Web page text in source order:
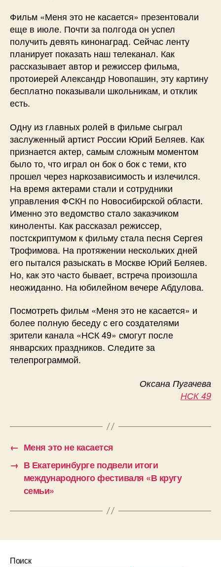
Фильм «Меня это не касается» презентовали
еще в июле. Почти за полгода он успел
получить девять кинонаград. Сейчас ленту
планирует показать наш телеканал. Как
рассказывает автор и режиссер фильма,
протоиерей Александр Новопашин, эту картину
бесплатно показывали школьникам, и отклик
есть.
Одну из главных ролей в фильме сыграл
заслуженный артист России Юрий Беляев. Как
признается актер, самым сложным моментом
было то, что играл он бок о бок с теми, кто
прошел через наркозависимость и излечился.
На время актерами стали и сотрудники
управления ФСКН по Новосибирской области.
Именно это ведомство стало заказчиком
киноленты. Как рассказал режиссер,
постскриптумом к фильму стала песня Сергея
Трофимова. На протяжении нескольких дней
его пытался разыскать в Москве Юрий Беляев.
Но, как это часто бывает, встреча произошла
неожиданно. На юбилейном вечере Абдулова.
Посмотреть фильм «Меня это не касается» и
более полную беседу с его создателями
зрители канала «НСК 49» смогут после
январских праздников. Следите за
телепрограммой.
Оксана Пугачева
НСК 49
← Меня это не касается
→ В Екатеринбурге подвели итоги
международного фестиваля «В кругу
семьи»
Поиск